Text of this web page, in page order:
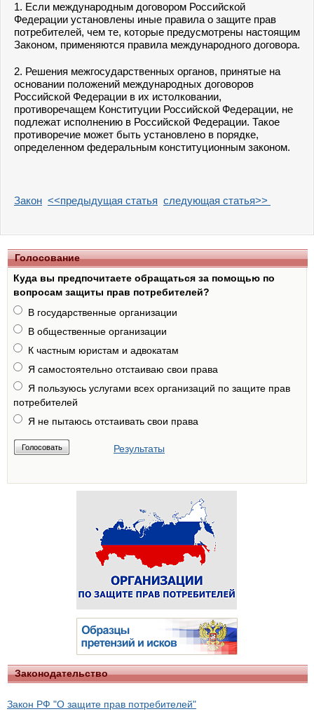
1. Если международным договором Российской
Федерации установлены иные правила о защите прав
потребителей, чем те, которые предусмотрены настоящим
Законом, применяются правила международного договора.
2. Решения межгосударственных органов, принятые на
основании положений международных договоров
Российской Федерации в их истолковании,
противоречащем Конституции Российской Федерации, не
подлежат исполнению в Российской Федерации. Такое
противоречие может быть установлено в порядке,
определенном федеральным конституционным законом.
Закон <<предыдущая статья следующая статья>>
Голосование
Куда вы предпочитаете обращаться за помощью по
вопросам защиты прав потребителей?
В государственные организации
В общественные организации
К частным юристам и адвокатам
Я самостоятельно отстаиваю свои права
Я пользуюсь услугами всех организаций по защите прав
потребителей
Я не пытаюсь отстаивать свои права
Результаты
Законодательство
Закон РФ "О защите прав потребителей"